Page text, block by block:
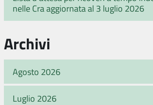
nelle Cra aggiornata al 3 luglio 2026
Archivi
Agosto 2026
Luglio 2026